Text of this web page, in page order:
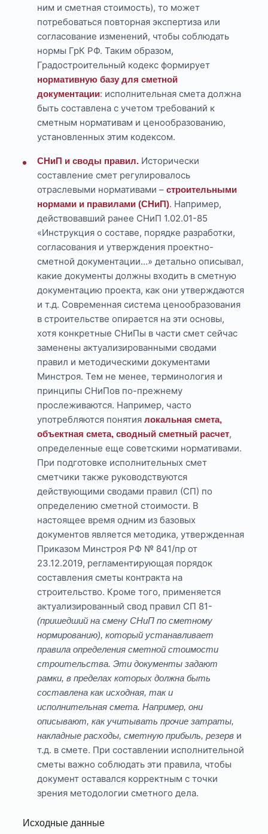
ним и сметная стоимость), то может
потребоваться повторная экспертиза или
согласование изменений, чтобы соблюдать
нормы ГрК РФ. Таким образом,
Градостроительный кодекс формирует
нормативную базу для сметной
документации: исполнительная смета должна
быть составлена с учетом требований к
сметным нормативам и ценообразованию,
установленных этим кодексом.
СНиП и своды правил. Исторически
составление смет регулировалось
отраслевыми нормативами –строительными
нормами и правилами (СНиП). Например,
действовавший ранее СНиП 1.02.01-85
«Инструкция о составе, порядке разработки,
согласования и утверждения проектно-
сметной документации…» детально описывал,
какие документы должны входить в сметную
документацию проекта, как они утверждаются
и т.д. Современная система ценообразования
в строительстве опирается на эти основы,
хотя конкретные СНиПы в части смет сейчас
заменены актуализированными сводами
правил и методическими документами
Минстроя. Тем не менее, терминология и
принципы СНиПов по-прежнему
прослеживаются. Например, часто
употребляются понятиялокальная смета,
объектная смета, сводный сметный расчет,
определенные еще советскими нормативами.
При подготовке исполнительных смет
сметчики также руководствуются
действующими сводами правил (СП) по
определению сметной стоимости. В
настоящее время одним из базовых
документов является методика, утвержденная
Приказом Минстроя РФ № 841/пр от
23.12.2019, регламентирующая порядок
составления сметы контракта на
строительство. Кроме того, применяется
актуализированный свод правил СП 81-
(пришедший на смену СНиП по сметному
нормированию), который устанавливает
правила определения сметной стоимости
строительства. Эти документы задают
рамки, в пределах которых должна быть
составлена как исходная, так и
исполнительная смета. Например, они
описывают, как учитыватьпрочие затраты,
накладные расходы, сметную прибыль, резерв и
т.д. в смете. При составлении исполнительной
сметы важно соблюдать эти правила, чтобы
документ оставался корректным с точки
зрения методологии сметного дела.
Исходные данные